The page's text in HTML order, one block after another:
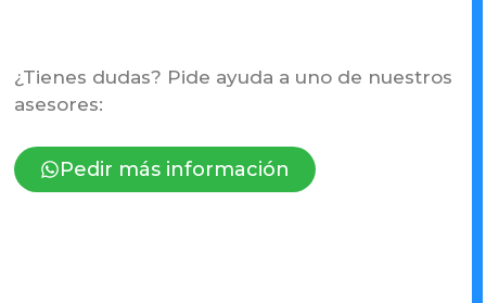
¿Tienes dudas? Pide ayuda a uno de nuestros
asesores:
Pedir más información